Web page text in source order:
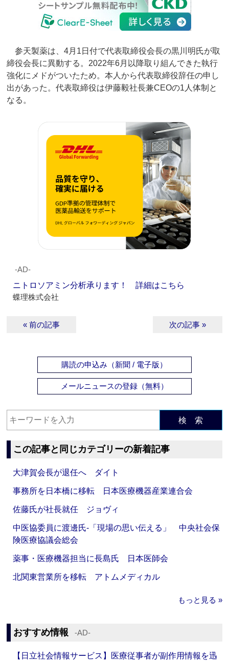
参天製薬は、4月1日付で代表取締役会長の黒川明氏が取
締役会長に異動する。2022年6月以降取り組んできた執行
強化にメドがついたため。本人から代表取締役辞任の申し
出があった。代表取締役は伊藤毅社長兼CEOの1人体制と
なる。
‐AD‐
ニトロソアミン分析承ります！ 詳細はこちら
蝶理株式会社
« 前の記事 次の記事 »
購読の申込み（新聞 / 電子版）
メールニュースの登録（無料）
検 索
この記事と同じカテゴリーの新着記事
大津賀会長が退任へ ダイト
事務所を日本橋に移転 日本医療機器産業連合会
佐藤氏が社長就任 ジョヴィ
中医協委員に渡邊氏‐「現場の思い伝える」 中央社会保
険医療協議会総会
薬事・医療機器担当に長島氏 日本医師会
北関東営業所を移転 アトムメディカル
もっと見る »
おすすめ情報 ‐AD‐
【日立社会情報サービス】医療従事者が副作用情報を迅